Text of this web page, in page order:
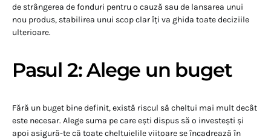
de strângerea de fonduri pentru o cauză sau de lansarea unui
nou produs, stabilirea unui scop clar îți va ghida toate deciziile
ulterioare.
Pasul 2: Alege un buget
Fără un buget bine definit, există riscul să cheltui mai mult decât
este necesar. Alege suma pe care ești dispus să o investești și
apoi asigură-te că toate cheltuielile viitoare se încadrează în